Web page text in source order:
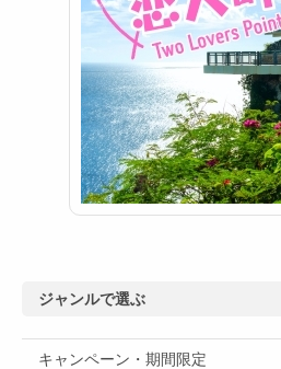
ジャンルで選ぶ
キャンペーン・期間限定